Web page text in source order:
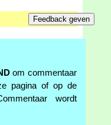
om commentaar
pagina of op de
wordt